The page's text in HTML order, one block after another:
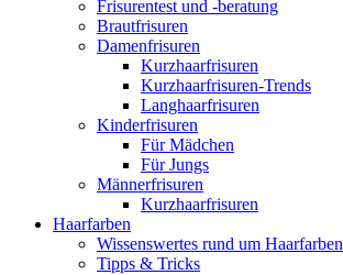
Frisurentest und -beratung
Brautfrisuren
Damenfrisuren
Kurzhaarfrisuren
Kurzhaarfrisuren-Trends
Langhaarfrisuren
Kinderfrisuren
Für Mädchen
Für Jungs
Männerfrisuren
Kurzhaarfrisuren
Haarfarben
Wissenswertes rund um Haarfarben
Tipps & Tricks